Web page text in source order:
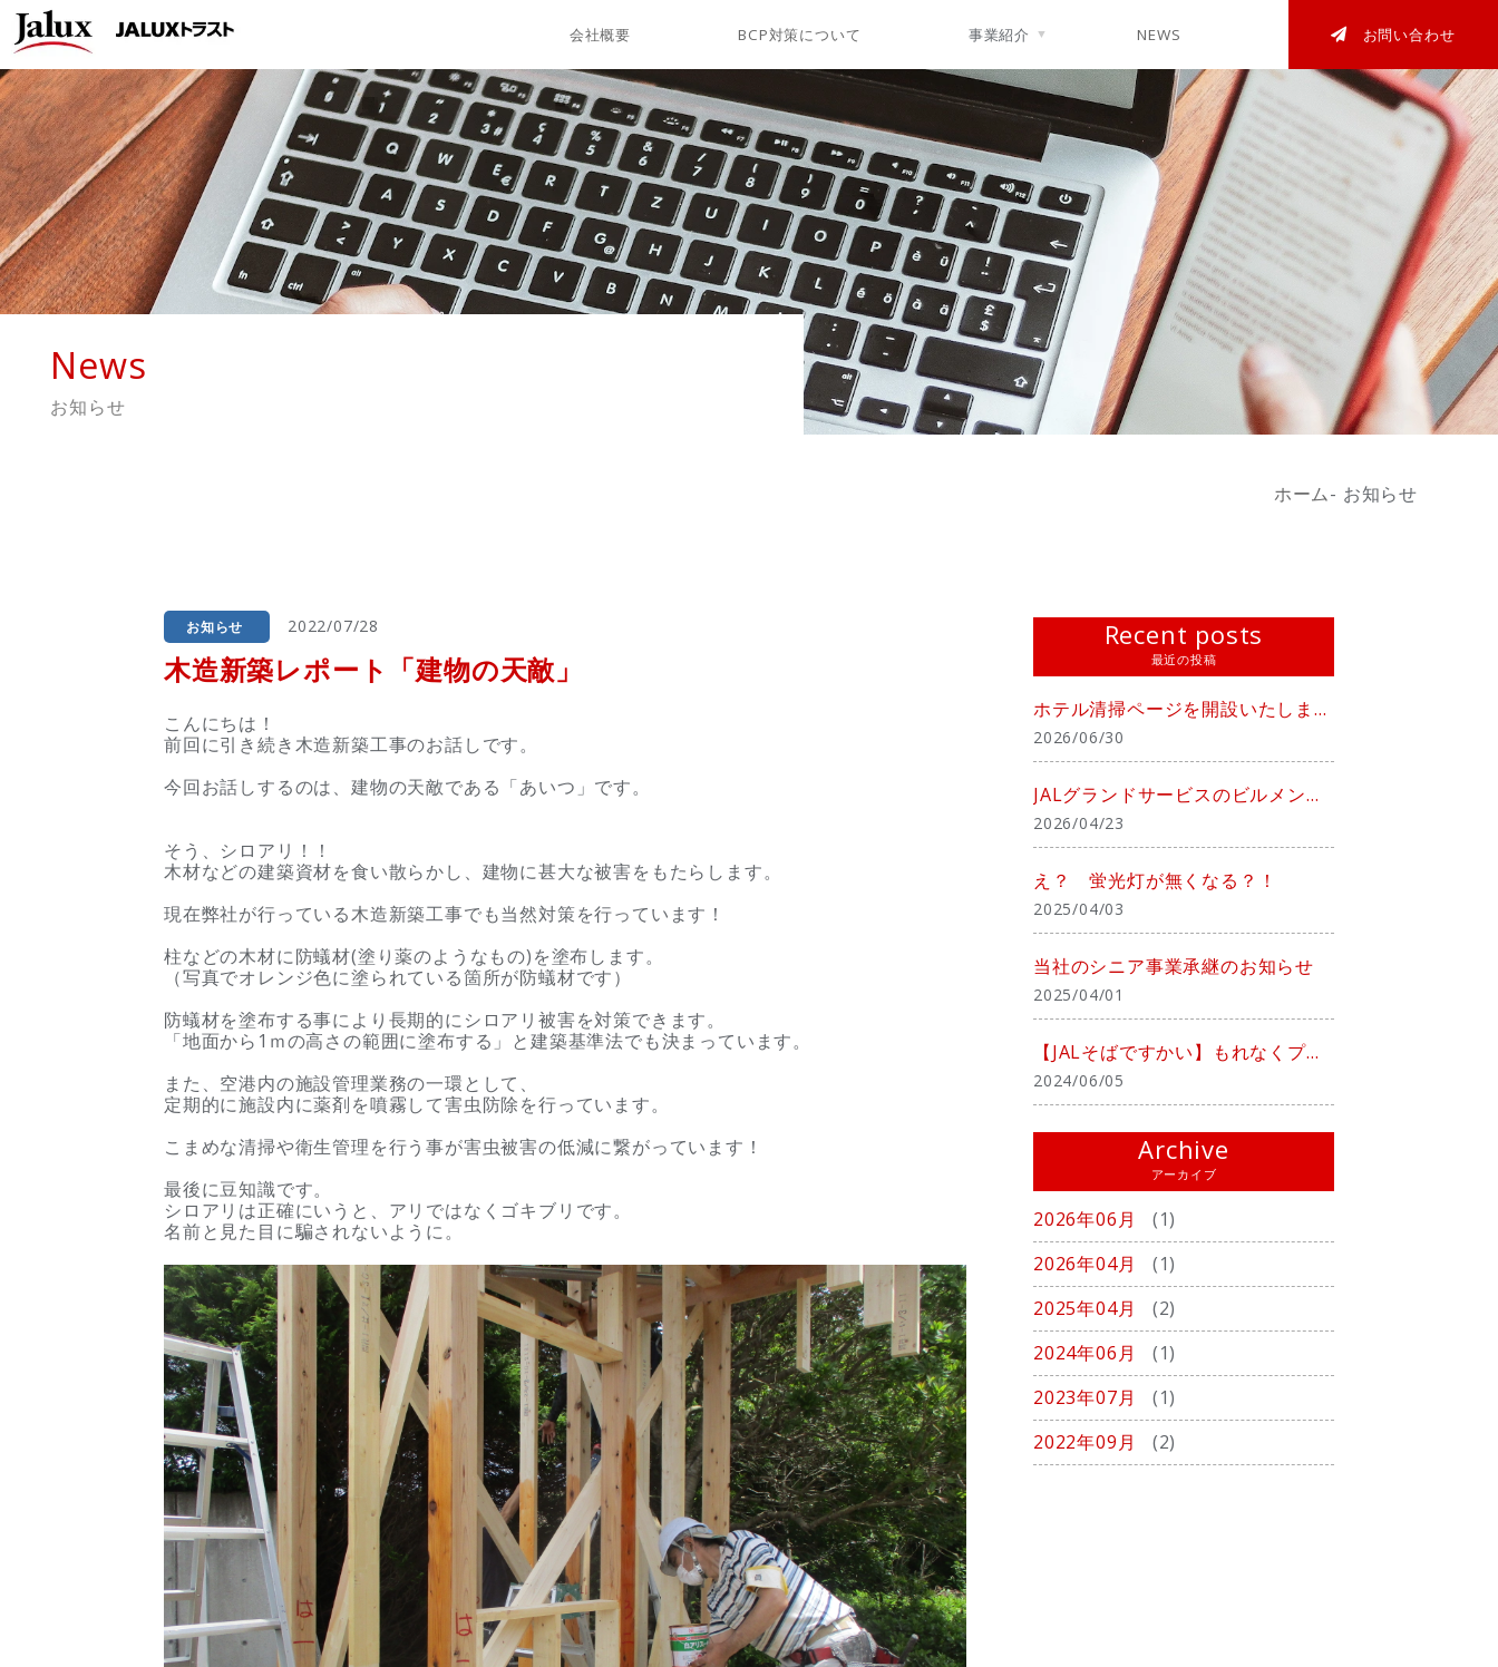
会社概要 BCP対策について 事業紹介 NEWS お問い合わせ
News
お知らせ
ホーム- お知らせ
お知らせ 2022/07/28
木造新築レポート「建物の天敵」
こんにちは！
前回に引き続き木造新築工事のお話しです。
今回お話しするのは、建物の天敵である「あいつ」です。
そう、シロアリ！！
木材などの建築資材を食い散らかし、建物に甚大な被害をもたらします。
現在弊社が行っている木造新築工事でも当然対策を行っています！
柱などの木材に防蟻材(塗り薬のようなもの)を塗布します。
（写真でオレンジ色に塗られている箇所が防蟻材です）
防蟻材を塗布する事により長期的にシロアリ被害を対策できます。
「地面から1ｍの高さの範囲に塗布する」と建築基準法でも決まっています。
また、空港内の施設管理業務の一環として、
定期的に施設内に薬剤を噴霧して害虫防除を行っています。
こまめな清掃や衛生管理を行う事が害虫被害の低減に繋がっています！
最後に豆知識です。
シロアリは正確にいうと、アリではなくゴキブリです。
名前と見た目に騙されないように。
Recent posts
最近の投稿
ホテル清掃ページを開設いたしました！
2026/06/30
JALグランドサービスのビルメンテナンス事業を承継
2026/04/23
え？ 蛍光灯が無くなる？！
2025/04/03
当社のシニア事業承継のお知らせ
2025/04/01
【JALそばですかい】もれなくプレゼント中！！
2024/06/05
Archive
アーカイブ
2026年06月
(1)
2026年04月
(1)
2025年04月
(2)
2024年06月
(1)
2023年07月
(1)
2022年09月
(2)